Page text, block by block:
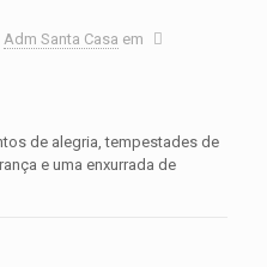
Adm Santa Casa em
de alegria, tempestades de
e uma enxurrada de